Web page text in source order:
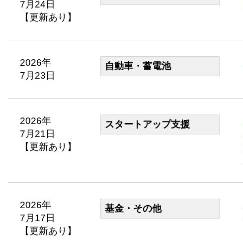
7月24日
【更新あり】
2026年
7月23日
自動車・蓄電池
2026年
7月21日
【更新あり】
スタートアップ支援
2026年
7月17日
【更新あり】
基金・その他